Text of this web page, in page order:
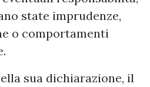
state imprudenze,
o comportamenti
sua dichiarazione, il